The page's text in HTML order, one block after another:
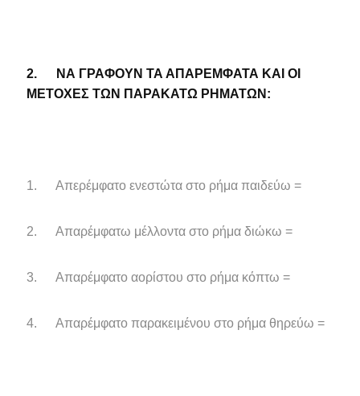
2.
ΝΑ ΓΡΑΦΟΥΝ ΤΑ ΑΠΑΡΕΜΦΑΤΑ ΚΑΙ ΟΙ
ΜΕΤΟΧΕΣ ΤΩΝ ΠΑΡΑΚΑΤΩ ΡΗΜΑΤΩΝ:
1. Απερέμφατο ενεστώτα στο ρήμα παιδεύω =
2. Απαρέμφατω μέλλοντα στο ρήμα διώκω =
3. Απαρέμφατο αορίστου στο ρήμα κόπτω =
4. Απαρέμφατο παρακειμένου στο ρήμα θηρεύω =